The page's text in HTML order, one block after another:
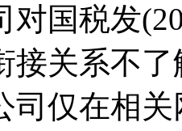
对国税发
接关系不
司仅在相